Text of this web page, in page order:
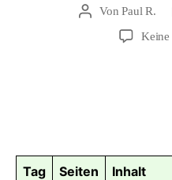
Beitragsautor
VonPaul R.
Keine
Tag Seiten Inhalt